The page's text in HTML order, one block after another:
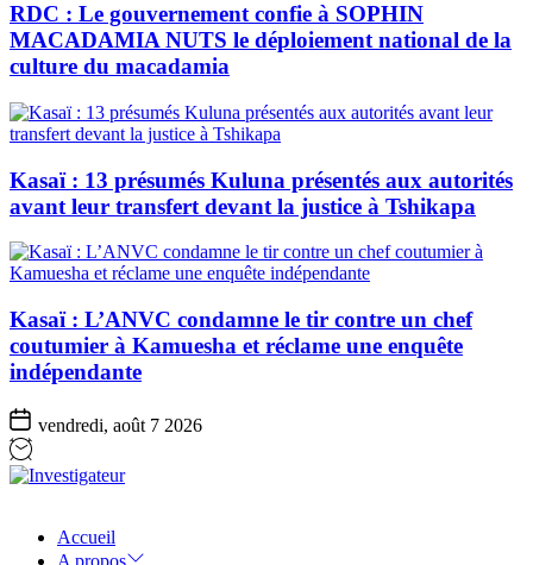
RDC : Le gouvernement confie à SOPHIN
MACADAMIA NUTS le déploiement national de la
culture du macadamia
Kasaï : 13 présumés Kuluna présentés aux autorités
avant leur transfert devant la justice à Tshikapa
Kasaï : L’ANVC condamne le tir contre un chef
coutumier à Kamuesha et réclame une enquête
indépendante
vendredi, août 7 2026
Accueil
A propos